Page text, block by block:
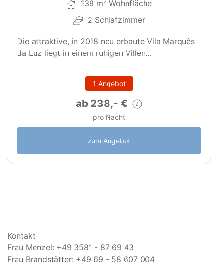
139 m
Wohnfläche
2 Schlafzimmer
Die attraktive, in 2018 neu erbaute Vila Marquês
da Luz liegt in einem ruhigen Villen…
1 Angebot
ab 238,- €
pro Nacht
zum Angebot
Kontakt
Frau Menzel: +49 3581 - 87 69 43
Frau Brandstätter: +49 69 - 58 607 004